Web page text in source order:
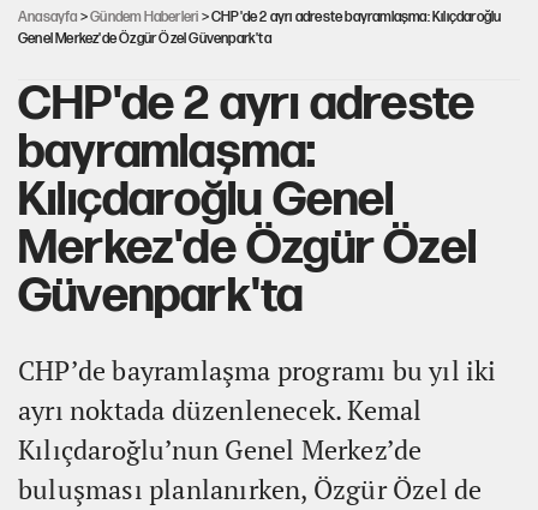
Anasayfa >Gündem Haberleri > CHP'de 2 ayrı adreste bayramlaşma: Kılıçdaroğlu
Genel Merkez'de Özgür Özel Güvenpark'ta
CHP'de 2 ayrı adreste
bayramlaşma:
Kılıçdaroğlu Genel
Merkez'de Özgür Özel
Güvenpark'ta
CHP’de bayramlaşma programı bu yıl iki
ayrı noktada düzenlenecek. Kemal
Kılıçdaroğlu’nun Genel Merkez’de
buluşması planlanırken, Özgür Özel de